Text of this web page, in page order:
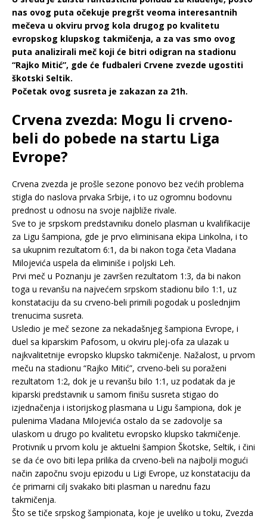
nas ovog puta očekuje pregršt veoma interesantnih
mečeva u okviru prvog kola drugog po kvalitetu
evropskog klupskog takmičenja, a za vas smo ovog
puta analizirali meč koji će bitri odigran na stadionu
“Rajko Mitić”, gde će fudbaleri Crvene zvezde ugostiti
škotski Seltik.
Početak ovog susreta je zakazan za 21h.
Crvena zvezda: Mogu li crveno-
beli do pobede na startu Liga
Evrope?
Crvena zvezda je prošle sezone ponovo bez većih problema
stigla do naslova prvaka Srbije, i to uz ogromnu bodovnu
prednost u odnosu na svoje najbliže rivale.
Sve to je srpskom predstavniku donelo plasman u kvalifikacije
za Ligu šampiona, gde je prvo eliminisana ekipa Linkolna, i to
sa ukupnim rezultatom 6:1, da bi nakon toga četa Vladana
Milojevića uspela da eliminiše i poljski Leh.
Prvi meč u Poznanju je završen rezultatom 1:3, da bi nakon
toga u revanšu na najvećem srpskom stadionu bilo 1:1, uz
konstataciju da su crveno-beli primili pogodak u poslednjim
trenucima susreta.
Usledio je meč sezone za nekadašnjeg šampiona Evrope, i
duel sa kiparskim Pafosom, u okviru plej-ofa za ulazak u
najkvalitetnije evropsko klupsko takmičenje. Nažalost, u prvom
meču na stadionu “Rajko Mitić”, crveno-beli su poraženi
rezultatom 1:2, dok je u revanšu bilo 1:1, uz podatak da je
kiparski predstavnik u samom finišu susreta stigao do
izjednačenja i istorijskog plasmana u Ligu šampiona, dok je
pulenima Vladana Milojevića ostalo da se zadovolje sa
ulaskom u drugo po kvalitetu evropsko klupsko takmičenje.
Protivnik u prvom kolu je aktuelni šampion Škotske, Seltik, i čini
se da će ovo biti lepa prilika da crveno-beli na najbolji mogući
način započnu svoju epizodu u Ligi Evrope, uz konstataciju da
će primarni cilj svakako biti plasman u narednu fazu
takmičenja.
Što se tiče srpskog šampionata, koje je uveliko u toku, Zvezda